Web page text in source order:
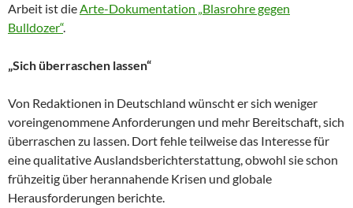
Arbeit ist dieArte-Dokumentation „Blasrohre gegen
Bulldozer“.
„Sich überraschen lassen“
Von Redaktionen in Deutschland wünscht er sich weniger
voreingenommene Anforderungen und mehr Bereitschaft, sich
überraschen zu lassen. Dort fehle teilweise das Interesse für
eine qualitative Auslandsberichterstattung, obwohl sie schon
frühzeitig über herannahende Krisen und globale
Herausforderungen berichte.